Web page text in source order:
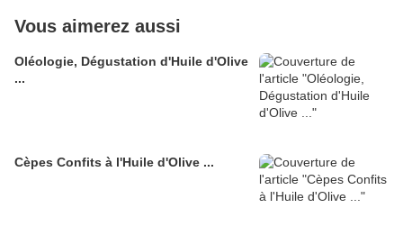
Vous aimerez aussi
Oléologie, Dégustation d'Huile d'Olive
...
Cèpes Confits à l'Huile d'Olive ...